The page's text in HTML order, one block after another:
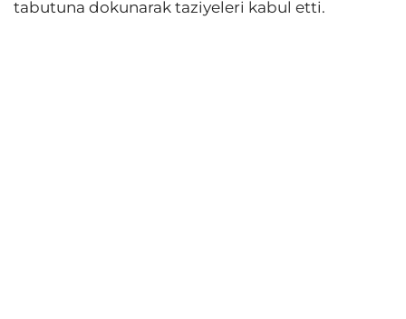
tabutuna dokunarak taziyeleri kabul etti.